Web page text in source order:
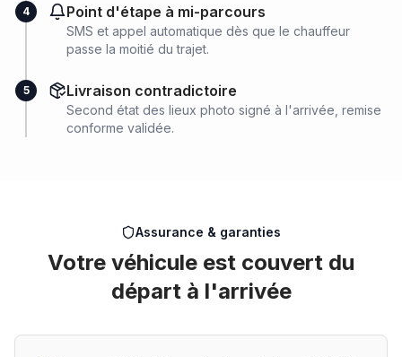
4 Point d'étape à mi-parcours
SMS et appel automatique dès que le chauffeur
passe la moitié du trajet.
5 Livraison contradictoire
Second état des lieux photo signé à l'arrivée, remise
conforme validée.
Assurance & garanties
Votre véhicule est couvert du
départ à l'arrivée